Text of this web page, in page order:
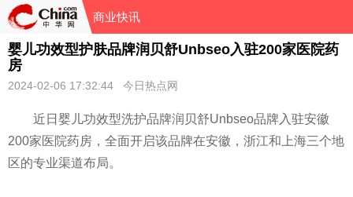
商业快讯
婴儿功效型护肤品牌润贝舒Unbseo入驻200家医院药
房
2024-02-06 17:32:44 今日热点网
近日婴儿功效型洗护品牌润贝舒Unbseo品牌入驻安徽
200家医院药房，全面开启该品牌在安徽，浙江和上海三个地
区的专业渠道布局。